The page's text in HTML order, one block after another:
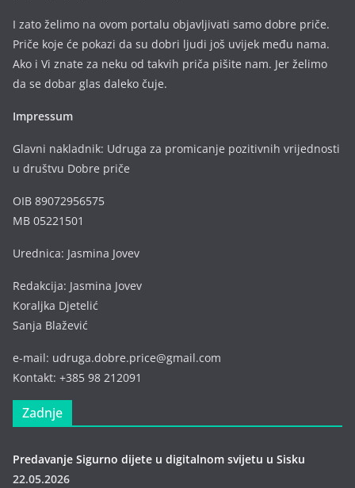
I zato želimo na ovom portalu objavljivati samo dobre priče.
Priče koje će pokazi da su dobri ljudi još uvijek među nama.
Ako i Vi znate za neku od takvih priča pišite nam. Jer želimo
da se dobar glas daleko čuje.
Impressum
Glavni nakladnik: Udruga za promicanje pozitivnih vrijednosti
u društvu Dobre priče
OIB 89072956575
MB 05221501
Urednica: Jasmina Jovev
Redakcija: Jasmina Jovev
Koraljka Djetelić
Sanja Blažević
e-mail: udruga.dobre.price@gmail.com
Kontakt: +385 98 212091
Zadnje
Predavanje Sigurno dijete u digitalnom svijetu u Sisku
22.05.2026